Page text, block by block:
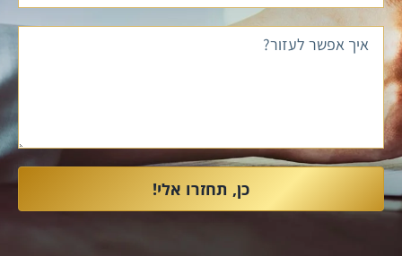
איך אפשר לעזור?
כן, תחזרו אלי!